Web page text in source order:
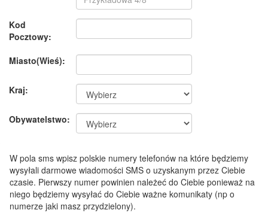
Kod
Pocztowy:
Miasto(Wieś):
Kraj:
Obywatelstwo:
W pola sms wpisz polskie numery telefonów na które będziemy
wysyłali darmowe wiadomości SMS o uzyskanym przez Ciebie
czasie. Pierwszy numer powinien należeć do Ciebie ponieważ na
niego będziemy wysyłać do Ciebie ważne komunikaty (np o
numerze jaki masz przydzielony).